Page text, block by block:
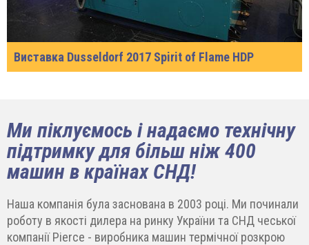
Виставка Dusseldorf 2017 Spirit of Flame HDP
Ми піклуємось і надаємо технічну
підтримку для більш ніж 400
машин в країнах СНД!
Наша компанія була заснована в 2003 році. Ми починали
роботу в якості дилера на ринку України та СНД чеської
компанії Pierce - виробника машин термічної розкрою